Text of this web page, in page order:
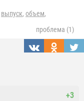
выпуск, объем,
проблема (1)
+3